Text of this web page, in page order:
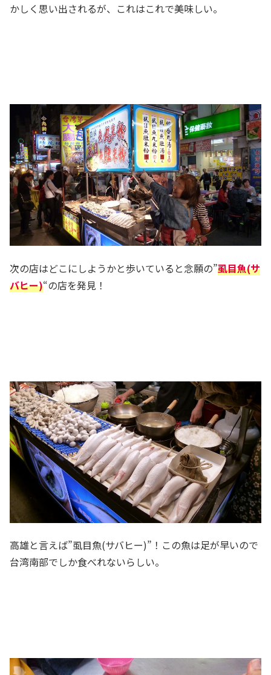
かしく思い出されるが、これはこれで美味しい。
次の店はどこにしようかと歩いていると念願の”虱目魚(サ
バヒー)“の店を発見！
高雄と言えば”虱目魚(サバヒー)”！この魚は足が早いので
台湾南部でしか食べれないらしい。